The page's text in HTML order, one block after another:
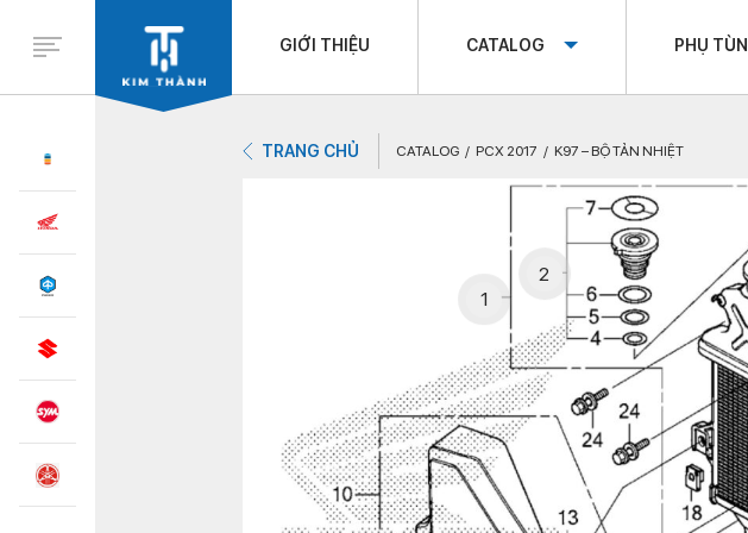
GIỚI THIỆU CATALOG PHỤ
TRANG CHỦ CATALOG PCX 2017 K97 – BỘ TẢN NHIỆT
1
2